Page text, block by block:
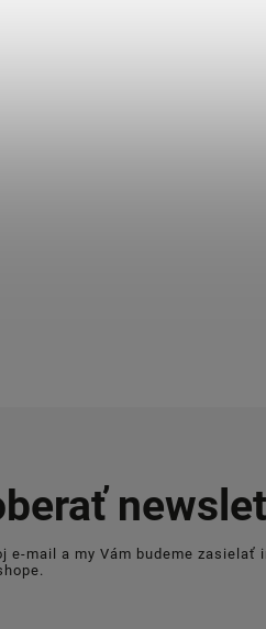
e-mail a my Vám budeme zasielať